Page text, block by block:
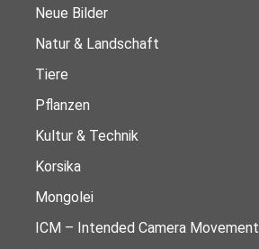
Neue Bilder
Natur & Landschaft
Tiere
Pflanzen
Kultur & Technik
Korsika
Mongolei
ICM – Intended Camera Movement